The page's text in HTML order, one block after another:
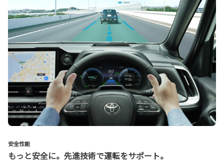
安全性能
もっと安全に。先進技術で運転をサポート。